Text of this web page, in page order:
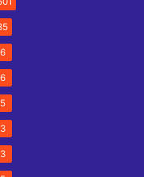
6
6
5
3
3